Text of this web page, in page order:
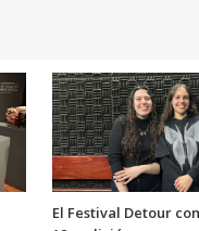
El Festival Detour